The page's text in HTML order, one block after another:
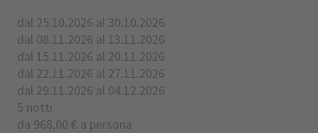
dal 25.10.2026 al 30.10.2026
dal 08.11.2026 al 13.11.2026
dal 15.11.2026 al 20.11.2026
dal 22.11.2026 al 27.11.2026
dal 29.11.2026 al 04.12.2026
5 notti
da 968,00 € a persona